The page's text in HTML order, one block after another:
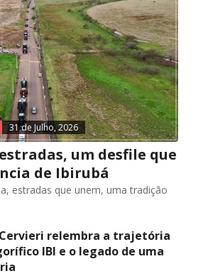
31 de Julho, 2026
um desfile que
de Ibirubá
estradas que unem, uma tradição
relembra a trajetória
IBI e o legado de uma